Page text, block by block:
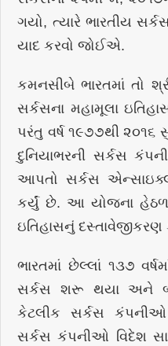
ગયો, ત્યારે ભારતીય
યાદ કરવો જોઈએ.
કમનસીબે ભારતમાં તો
સર્કસના મહામૂલા
પરંતુ વર્ષ ૧૯૭૭થી ૨૦૧૬
દુનિયાભરની સર્કસ
આપતો સર્કસ
કર્યું છે. આ યોજના હેઠળ
ઇતિહાસનું
ભારતમાં છેલ્લાં ૧૩૭
સર્કસ શરૂ થયા અને
કેટલીક સર્કસ કંપનીઓ
સર્કસ કંપનીઓ વિદેશ